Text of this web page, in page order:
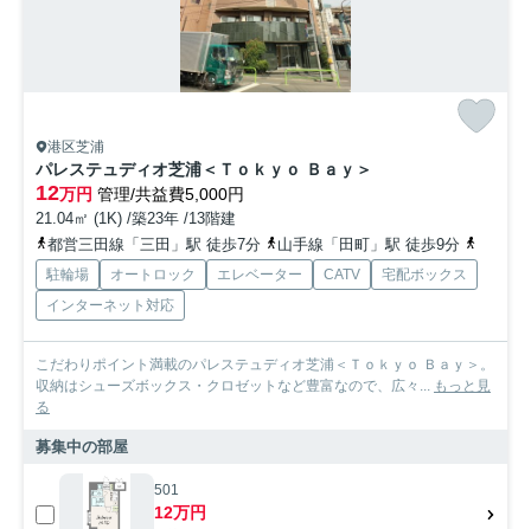
港区芝浦
パレステュディオ芝浦＜Ｔｏｋｙｏ Ｂａｙ＞
12万円 管理/共益費5,000円
21.04㎡ (1K) /築23年 /13階建
都営三田線「三田」駅 徒歩7分
山手線「田町」駅 徒歩9分
駐輪場 オートロック エレベーター CATV
宅配ボックス
インターネット対応
こだわりポイント満載のパレステュディオ芝浦＜Ｔｏｋｙｏ Ｂａｙ＞。
収納はシューズボックス・クロゼットなど豊富なので、広々... もっと見
る
募集中の部屋
501
12万円